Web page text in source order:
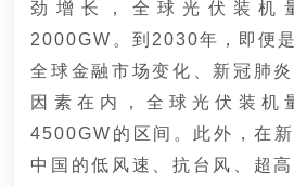
劲增长，全球光伏装机
2000GW。 到2030年，即便
全球金融市场变化、新冠肺
因素在内，全球光伏装机
4500GW的区间。 此外，在
中国的低风速、抗台风、超